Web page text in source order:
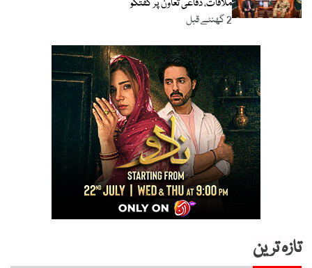
ملاقات، دفاعی تعاون پر گفتگو
2 گھنٹے قبل
تازہ ترین